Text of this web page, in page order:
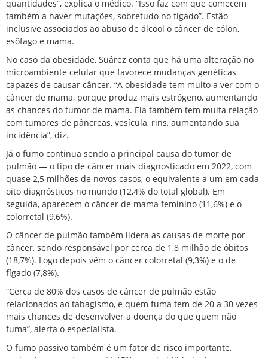
quantidades”, explica o médico. “Isso faz com que comecem
também a haver mutações, sobretudo no fígado”. Estão
inclusive associados ao abuso de álcool o câncer de cólon,
esôfago e mama.
No caso da obesidade, Suárez conta que há uma alteração no
microambiente celular que favorece mudanças genéticas
capazes de causar câncer. “A obesidade tem muito a ver com o
câncer de mama, porque produz mais estrógeno, aumentando
as chances do tumor de mama. Ela também tem muita relação
com tumores de pâncreas, vesícula, rins, aumentando sua
incidência”, diz.
Já o fumo continua sendo a principal causa do tumor de
pulmão — o tipo de câncer mais diagnosticado em 2022, com
quase 2,5 milhões de novos casos, o equivalente a um em cada
oito diagnósticos no mundo (12,4% do total global). Em
seguida, aparecem o câncer de mama feminino (11,6%) e o
colorretal (9,6%).
O câncer de pulmão também lidera as causas de morte por
câncer, sendo responsável por cerca de 1,8 milhão de óbitos
(18,7%). Logo depois vêm o câncer colorretal (9,3%) e o de
fígado (7,8%).
“Cerca de 80% dos casos de câncer de pulmão estão
relacionados ao tabagismo, e quem fuma tem de 20 a 30 vezes
mais chances de desenvolver a doença do que quem não
fuma”, alerta o especialista.
O fumo passivo também é um fator de risco importante,